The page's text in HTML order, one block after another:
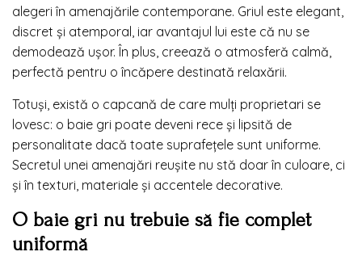
alegeri în amenajările contemporane. Griul este elegant,
discret și atemporal, iar avantajul lui este că nu se
demodează ușor. În plus, creează o atmosferă calmă,
perfectă pentru o încăpere destinată relaxării.
Totuși, există o capcană de care mulți proprietari se
lovesc: o baie gri poate deveni rece și lipsită de
personalitate dacă toate suprafețele sunt uniforme.
Secretul unei amenajări reușite nu stă doar în culoare, ci
și în texturi, materiale și accentele decorative.
O baie gri nu trebuie să fie complet
uniformă